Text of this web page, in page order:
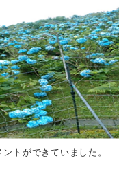
トができていました。